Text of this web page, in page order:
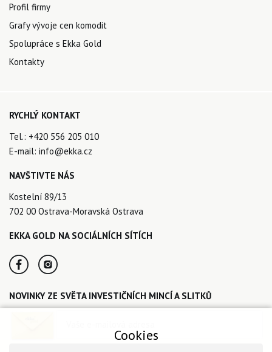
Profil firmy
Grafy vývoje cen komodit
Spolupráce s Ekka Gold
Kontakty
RYCHLÝ KONTAKT
Tel.: +420 556 205 010
E-mail: info@ekka.cz
NAVŠTIVTE NÁS
Kostelní 89/13
702 00 Ostrava-Moravská Ostrava
EKKA GOLD NA SOCIÁLNÍCH SÍTÍCH
NOVINKY ZE SVĚTA INVESTIČNÍCH MINCÍ A SLITKŮ
Cookies